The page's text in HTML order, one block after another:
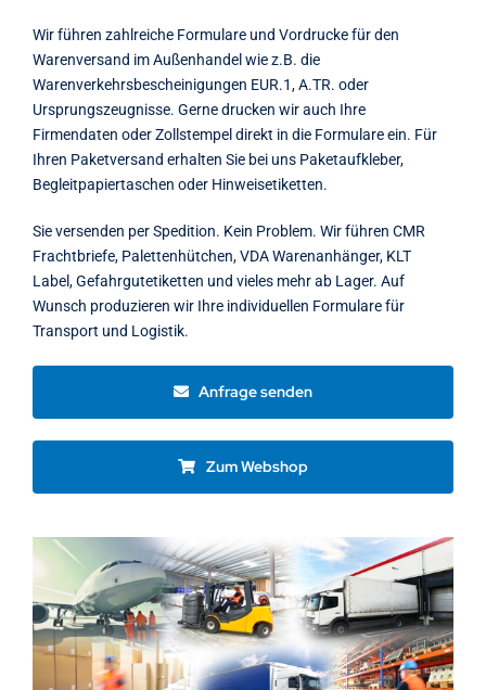
Wir führen zahlreiche Formulare und Vordrucke für den
Warenversand im Außenhandel wie z.B. die
Warenverkehrsbescheinigungen EUR.1, A.TR. oder
Ursprungszeugnisse. Gerne drucken wir auch Ihre
Firmendaten oder Zollstempel direkt in die Formulare ein. Für
Ihren Paketversand erhalten Sie bei uns Paketaufkleber,
Begleitpapiertaschen oder Hinweisetiketten.
Sie versenden per Spedition. Kein Problem. Wir führen CMR
Frachtbriefe, Palettenhütchen, VDA Warenanhänger, KLT
Label, Gefahrgutetiketten und vieles mehr ab Lager. Auf
Wunsch produzieren wir Ihre individuellen Formulare für
Transport und Logistik.
Anfrage senden
Zum Webshop